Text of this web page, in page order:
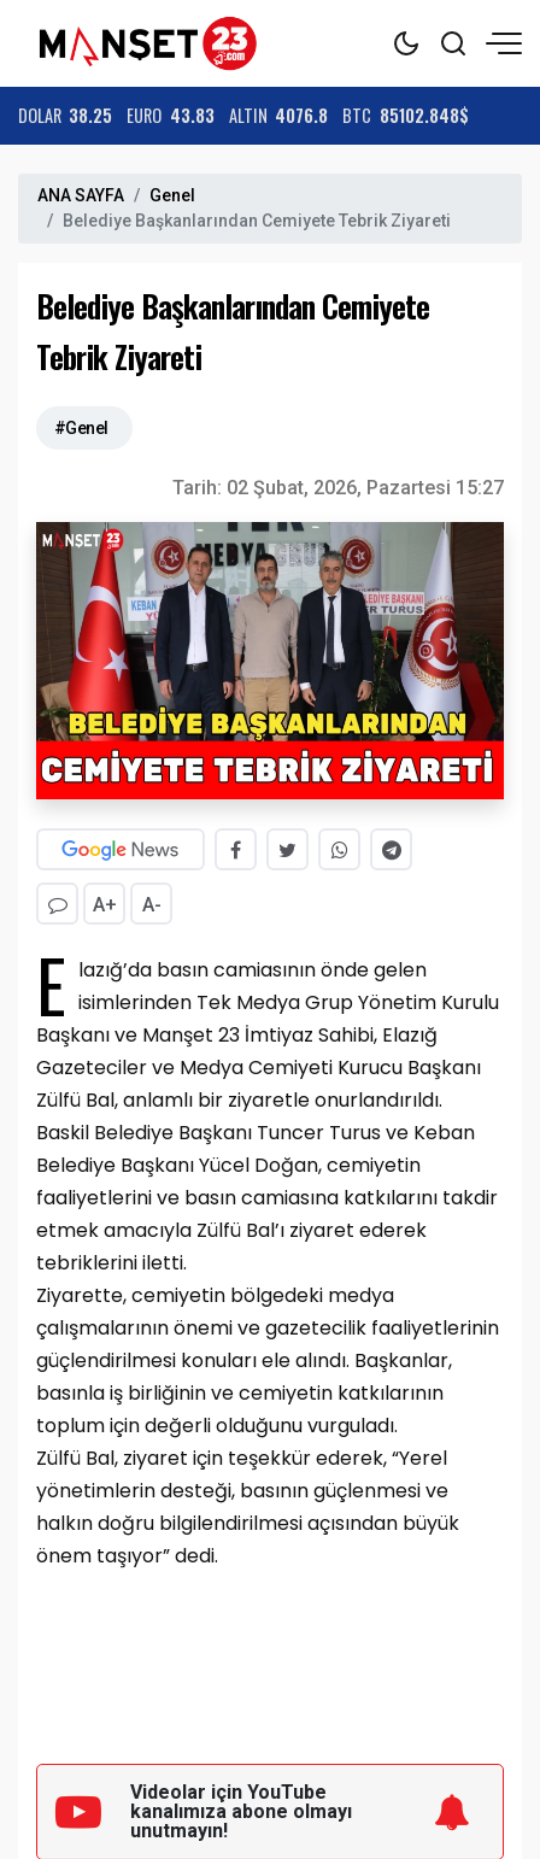
DOLAR 38.25 EURO 43.83 ALTIN 4076.8 BTC 85102.848$
ANA SAYFA
Genel
Belediye Başkanlarından Cemiyete Tebrik Ziyareti
Belediye Başkanlarından Cemiyete
Tebrik Ziyareti
#Genel
Tarih: 02 Şubat, 2026, Pazartesi 15:27
A+ A-
E lazığ’da basın camiasının önde gelen
isimlerinden Tek Medya Grup Yönetim Kurulu
Başkanı ve Manşet 23 İmtiyaz Sahibi, Elazığ
Gazeteciler ve Medya Cemiyeti Kurucu Başkanı
Zülfü Bal, anlamlı bir ziyaretle onurlandırıldı.
Baskil Belediye Başkanı Tuncer Turus ve Keban
Belediye Başkanı Yücel Doğan, cemiyetin
faaliyetlerini ve basın camiasına katkılarını takdir
etmek amacıyla Zülfü Bal’ı ziyaret ederek
tebriklerini iletti.
Ziyarette, cemiyetin bölgedeki medya
çalışmalarının önemi ve gazetecilik faaliyetlerinin
güçlendirilmesi konuları ele alındı. Başkanlar,
basınla iş birliğinin ve cemiyetin katkılarının
toplum için değerli olduğunu vurguladı.
Zülfü Bal, ziyaret için teşekkür ederek, “Yerel
yönetimlerin desteği, basının güçlenmesi ve
halkın doğru bilgilendirilmesi açısından büyük
önem taşıyor” dedi.
Videolar için YouTube
kanalımıza abone olmayı
unutmayın!